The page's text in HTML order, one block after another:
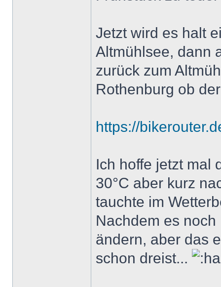
Jetzt wird es halt
Altmühlsee, dann
zurück zum
Rothenburg ob
https://
Ich hoffe jetzt mal
30°C aber kurz
tauchte im
Nachdem es
ändern, aber das
schon dreist...